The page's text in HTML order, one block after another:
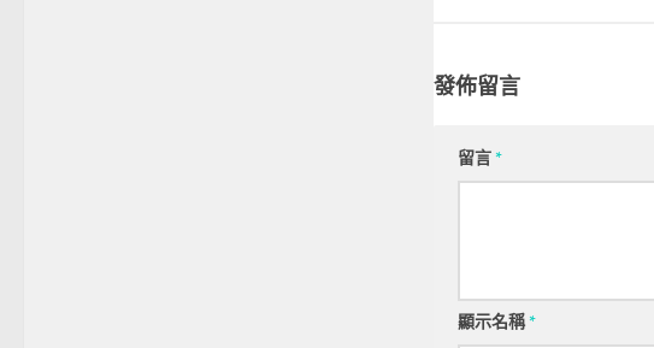
發佈留言
留言*
顯示名稱*